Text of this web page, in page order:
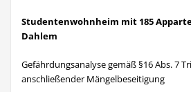
Studentenwohnheim mit 185
Dahlem
Gefährdungsanalyse gemäß §16 Abs. 7
anschließender Mängelbeseitigung